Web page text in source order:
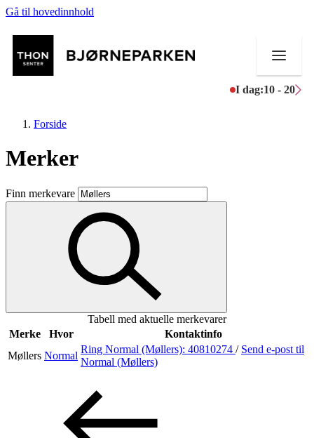
Gå til hovedinnhold
I dag:10 - 20
Butikker
Mat og drikke
Aktiviteter
Søk
Åpningstider
Forside
Merker
Finn merkevare
Tabell med aktuelle merkevarer
Merke
Hvor
Kontaktinfo
Møllers Normal
Ring Normal (Møllers): 40810274 / Send e-post til
Normal (Møllers)